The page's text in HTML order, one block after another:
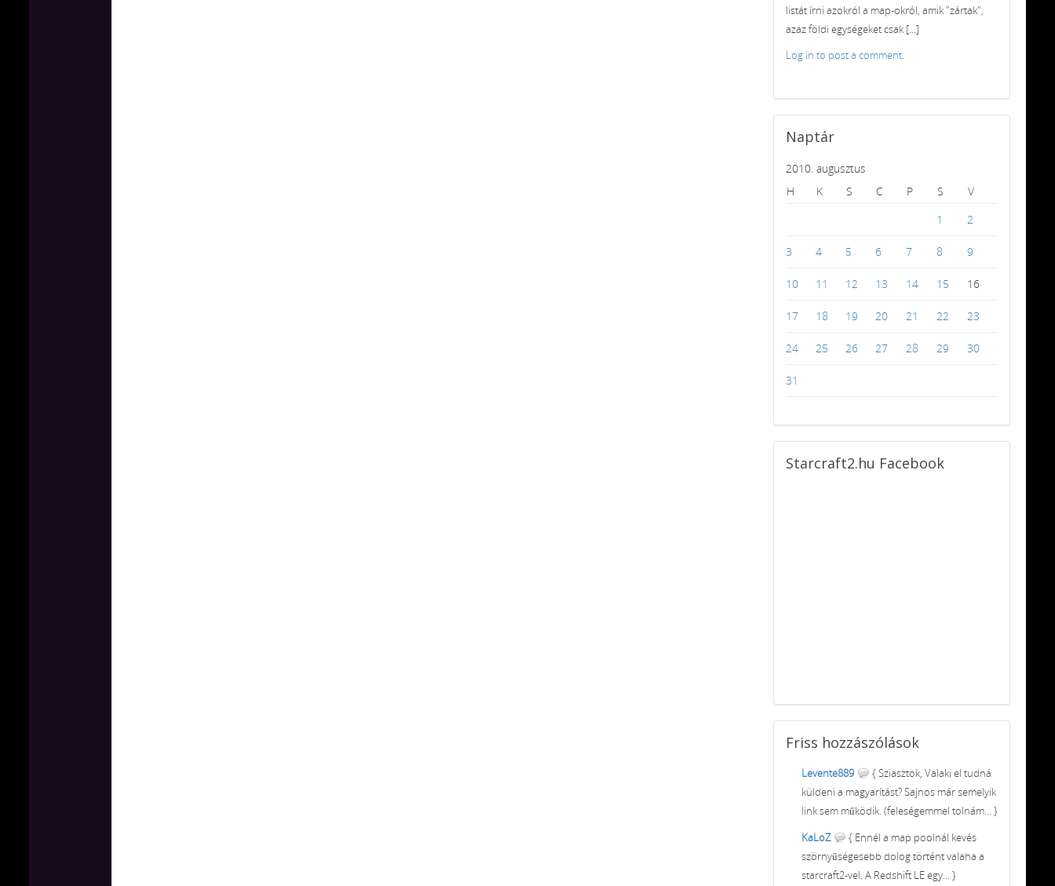
listát írni azokról a map-okról, amik "zártak",
azaz földi egységeket csak [...]
Log in to post a comment.
Naptár
2010. augusztus
H
K S C P S
V
1
2
3 4 5 6 7 8 9
10 11 12 13 14 15 16
17 18 19 20 21 22 23
24 25 26 27 28 29 30
31
Starcraft2.hu Facebook
Friss hozzászólások
Levente889
{ Sziasztok, Valaki el tudná
küldeni a magyarítást? Sajnos már semelyik
link sem működik. (feleségemmel tolnám... }
KaLoZ
{ Ennél a map poolnál kevés
szörnyűségesebb dolog történt valaha a
starcraft2-vel. A Redshift LE egy... }